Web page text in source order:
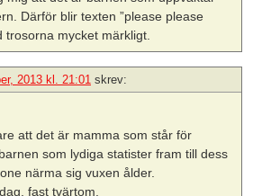
Därför blir texten ”please please
trosorna mycket märkligt.
2013 kl. 21:01 skrev:
att det är mamma som står för
som lydiga statister fram till dess
närma sig vuxen ålder.
fast tvärtom.